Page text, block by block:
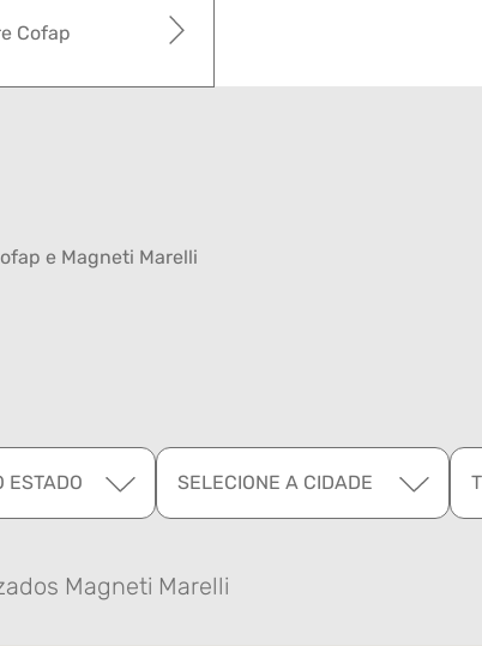
Cofap
e Magneti Marelli
ESTADO SELECIONE A CIDADE
Magneti Marelli